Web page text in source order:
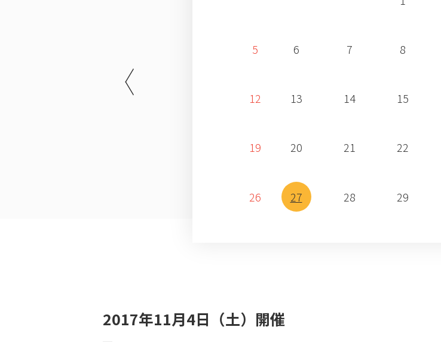
5 6 7 8
12 13 14 15
19 20 21 22
26 27 28 29
2017年11月4日（土）開催